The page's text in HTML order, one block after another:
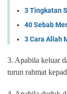
3 Tingkatan
40 Sebab
3 Cara Allah
3. Apabila keluar
turun rahmat